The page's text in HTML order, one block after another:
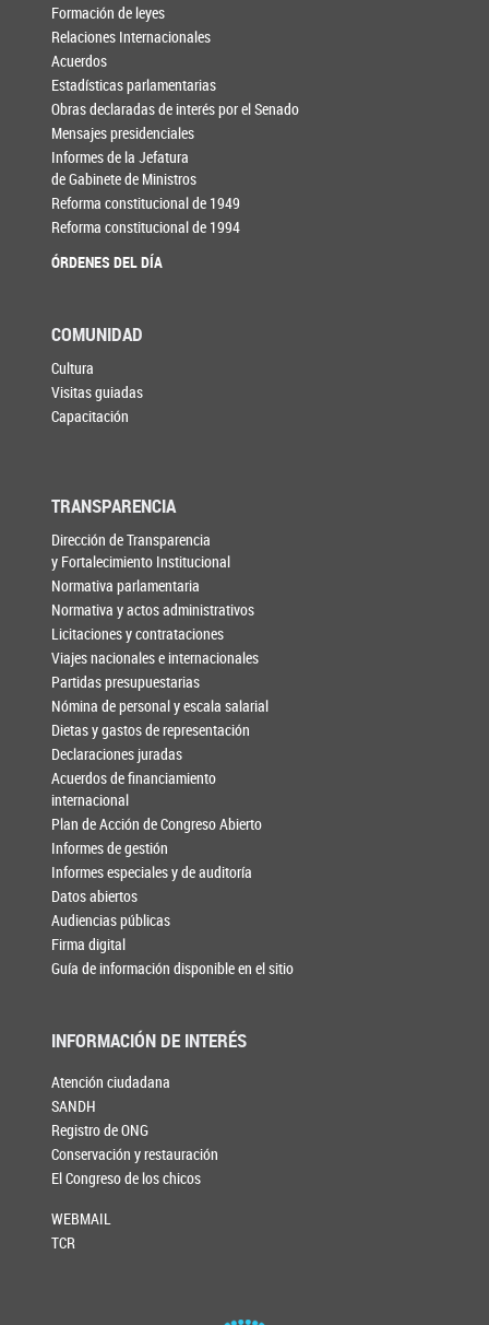
Formación de leyes
Relaciones Internacionales
Acuerdos
Estadísticas parlamentarias
Obras declaradas de interés por el Senado
Mensajes presidenciales
Informes de la Jefatura
de Gabinete de Ministros
Reforma constitucional de 1949
Reforma constitucional de 1994
ÓRDENES DEL DÍA
COMUNIDAD
Cultura
Visitas guiadas
Capacitación
TRANSPARENCIA
Dirección de Transparencia
y Fortalecimiento Institucional
Normativa parlamentaria
Normativa y actos administrativos
Licitaciones y contrataciones
Viajes nacionales e internacionales
Partidas presupuestarias
Nómina de personal y escala salarial
Dietas y gastos de representación
Declaraciones juradas
Acuerdos de financiamiento
internacional
Plan de Acción de Congreso Abierto
Informes de gestión
Informes especiales y de auditoría
Datos abiertos
Audiencias públicas
Firma digital
Guía de información disponible en el sitio
INFORMACIÓN DE INTERÉS
Atención ciudadana
SANDH
Registro de ONG
Conservación y restauración
El Congreso de los chicos
WEBMAIL
TCR